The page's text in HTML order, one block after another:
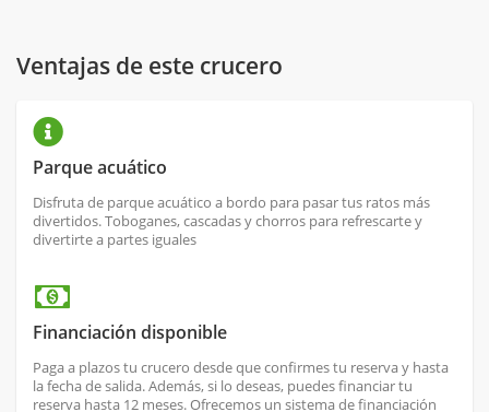
Ventajas de este crucero
Parque acuático
Disfruta de parque acuático a bordo para pasar tus ratos más
divertidos. Toboganes, cascadas y chorros para refrescarte y
divertirte a partes iguales
Financiación disponible
Paga a plazos tu crucero desde que confirmes tu reserva y hasta
la fecha de salida. Además, si lo deseas, puedes financiar tu
reserva hasta 12 meses. Ofrecemos un sistema de financiación